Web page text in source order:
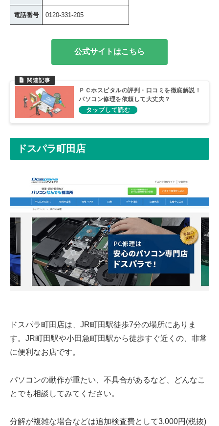
電話番号 0120-331-205
公式サイトはこちら
ＰＣホスピタルの評判・口コミを徹底解説！
パソコン修理を依頼して大丈夫？
ドスパラ町田店
ドスパラ町田店は、JR町田駅徒歩7分の場所にありま
す。JR町田駅や小田急町田駅から徒歩すぐ近くの、非常
に便利なお店です。
パソコンの動作が重たい、不具合があるなど、どんなこ
とでも相談してみてください。
分解が複雑な場合などは追加検査費として3,000円(税抜)